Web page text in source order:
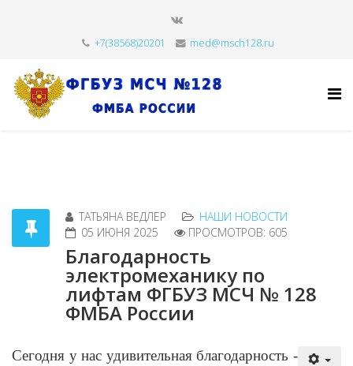
+7(38568)20201 med@msch128.ru
ТАТЬЯНА ВЕДЛЕР
НАШИ НОВОСТИ
05 ИЮНЯ 2025
ПРОСМОТРОВ: 605
Благодарность
электромеханику по
лифтам ФГБУЗ МСЧ № 128
ФМБА России
Сегодня у нас удивительная благодарность -